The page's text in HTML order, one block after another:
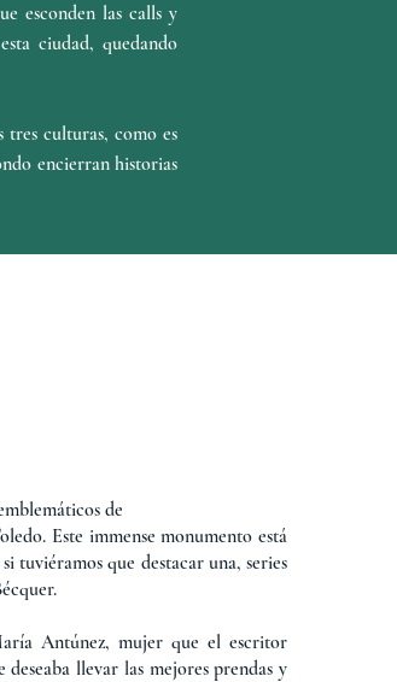
esconden las calls y
ciudad, quedando
tres culturas, como es
encierran historias
de
Este immense monumento está
tuviéramos que destacar una, series
Antúnez, mujer que el escritor
llevar las mejores prendas y